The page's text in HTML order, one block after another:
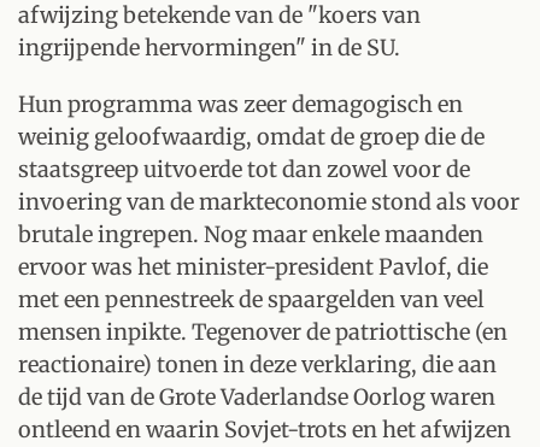
afwijzing betekende van de "koers van
ingrijpende hervormingen" in de SU.
Hun programma was zeer demagogisch en
weinig geloofwaardig, omdat de groep die de
staatsgreep uitvoerde tot dan zowel voor de
invoering van de markteconomie stond als voor
brutale ingrepen. Nog maar enkele maanden
ervoor was het minister-president Pavlof, die
met een pennestreek de spaargelden van veel
mensen inpikte. Tegenover de patriottische (en
reactionaire) tonen in deze verklaring, die aan
de tijd van de Grote Vaderlandse Oorlog waren
ontleend en waarin Sovjet-trots en het afwijzen